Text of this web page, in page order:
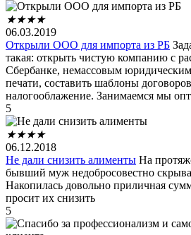
★★★★
06.03.2019
Открыли ООО для импорта из РБ
такая: открыть чистую компанию с
Сбербанке, немассовым
печати, составить шаблоны
налогооблажение. Занимаемся мы
5
★★★★
06.12.2018
Не дали снизить алименты На
бывший муж недобросовестно
Накопилась довольно приличная
просит их снизить
5